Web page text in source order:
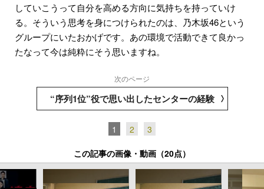
していこうって自分を高める方向に気持ちを持っていけ
る。そういう思考を身につけられたのは、乃木坂46という
グループにいたおかげです。あの環境で活動できて良かっ
たなって今は純粋にそう思いますね。
次のページ
“序列1位”役で思い出したセンターの経験
1 2 3
この記事の画像・動画（20点）